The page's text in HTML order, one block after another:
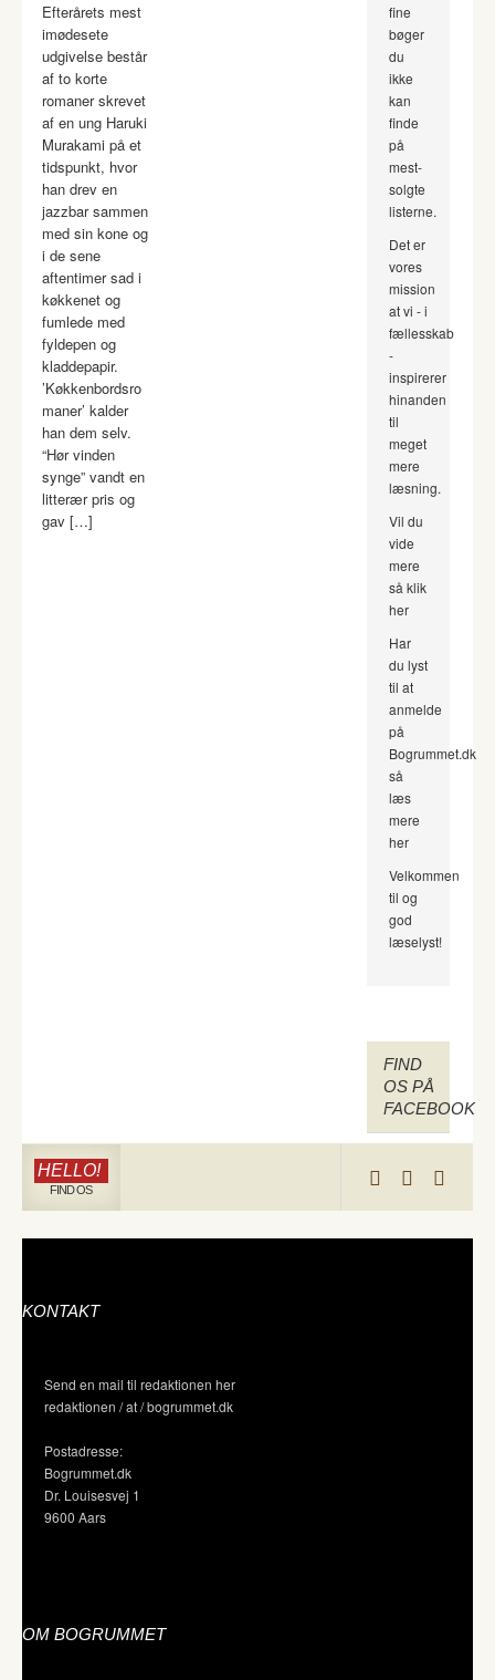
Efterårets mest
imødesete
udgivelse består
af to korte
romaner skrevet
af en ung Haruki
Murakami på et
tidspunkt, hvor
han drev en
jazzbar sammen
med sin kone og
i de sene
aftentimer sad i
køkkenet og
fumlede med
fyldepen og
kladdepapir.
’Køkkenbordsro
maner’ kalder
han dem selv.
“Hør vinden
synge” vandt en
litterær pris og
gav […]
fine
bøger
du
ikke
kan
finde
på
mest-
solgte
listerne.
Det er
vores
mission
at vi - i
fællesskab
-
inspirerer
hinanden
til
meget
mere
læsning.
Vil du
vide
mere
så klik
her
Har
du lyst
til at
anmelde
på
Bogrummet.dk
så
læs
mere
her
Velkommen
til og
god
læselyst!
FIND
OS PÅ
FACEBOOK
HELLO!
FIND OS
KONTAKT
Send en mail til redaktionen her
redaktionen / at / bogrummet.dk
Postadresse:
Bogrummet.dk
Dr. Louisesvej 1
9600 Aars
OM BOGRUMMET